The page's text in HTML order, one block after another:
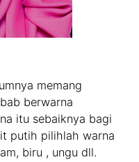
memang
berwarna
itu sebaiknya bagi
putih pilihlah warna
biru , ungu dll.